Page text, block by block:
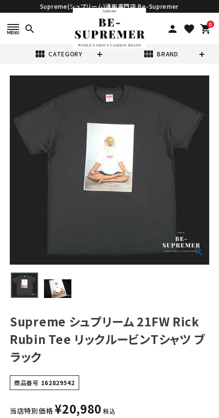
Supreme(シュプリーム)通販専門店 Be-Supremer
search person favorite 0
shopping_cart
view_module CATEGORY view_module BRAND
Tシャツ・ロングスリーブ
ジャケット・アウター
キャップ・ハット
ニット帽・ビーニー
バックパック・リュック
Supreme シュプリーム 21FW Rick
Rubin Tee リックルービンTシャツ ブ
ラック
商品番号 162829542
当店特別価格 ¥20,980 税込